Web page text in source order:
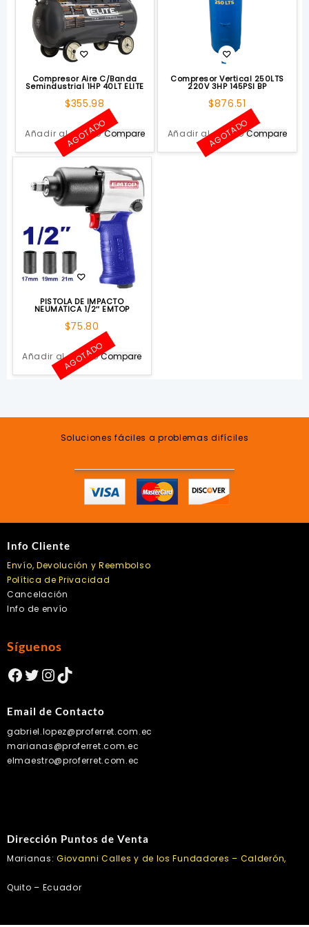
Compresor Aire C/Banda
Semindustrial 1HP 40LT ELITE
$355.98
Añadir al carrito
AGOTADOCompare
Compresor Vertical 250LTS
220V 3HP 145PSI BP
$876.51
Añadir al carrito
AGOTADOCompare
PISTOLA DE IMPACTO
NEUMATICA 1/2″ EMTOP
$75.80
Añadir al carrito
AGOTADOCompare
Soluciones fáciles a problemas difíciles
Info Cliente
Envío, Devolución y Reembolso
Política de Privacidad
Cancelación
Info de envío
Síguenos
Facebook
Twitter
Instagram
TikTok
Email de Contacto
gabriel.lopez@proferret.com.ec
marianas@proferret.com.ec
elmaestro@proferret.com.ec
Dirección Puntos de Venta
Marianas: Giovanni Calles y de los Fundadores – Calderón,
Quito – Ecuador